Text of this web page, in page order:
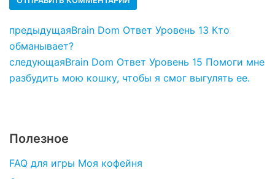
предыдущаяBrain Dom Ответ Уровень 13 Кто
обманывает?
следующаяBrain Dom Ответ Уровень 15 Помоги мне
разбудить мою кошку, чтобы я смог выгулять ее.
Полезное
FAQ для игры Моя кофейня